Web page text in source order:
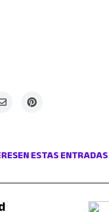
ESTAS ENTRADAS